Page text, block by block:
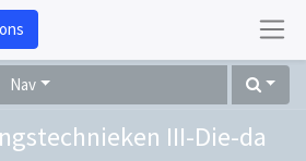
Nav
III-Die-da